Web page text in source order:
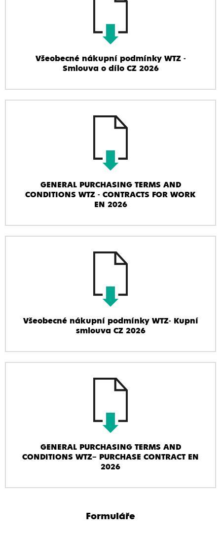
Všeobecné nákupní podmínky WTZ -
Smlouva o dílo CZ 2026
GENERAL PURCHASING TERMS AND
CONDITIONS WTZ - CONTRACTS FOR WORK
EN 2026
Všeobecné nákupní podmínky WTZ- Kupní
smlouva CZ 2026
GENERAL PURCHASING TERMS AND
CONDITIONS WTZ– PURCHASE CONTRACT EN
2026
Formuláře